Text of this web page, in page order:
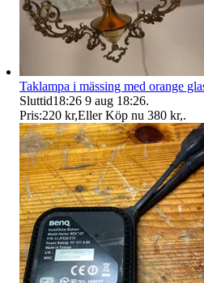
Taklampa i mässing med orange
Sluttid18:26 9 aug 18:26.
Pris:220 kr,Eller Köp nu 380 kr,.